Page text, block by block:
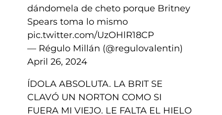
dándomela de cheto porque Britney
Spears toma lo mismo
pic.twitter.com/UzOHlR18CP
— Régulo Millán (@regulovalentin)
April 26, 2024
ÍDOLA ABSOLUTA. LA BRIT SE
CLAVÓ UN NORTON COMO SI
FUERA MI VIEJO. LE FALTA EL HIELO